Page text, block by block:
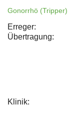
Gonorrhö (Tripper)
Erreger:
Übertragung:
Klinik: